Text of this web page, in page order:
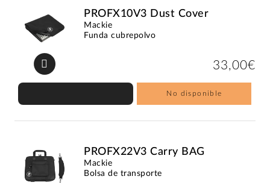
PROFX10V3 Dust Cover
Mackie
Funda cubrepolvo
33,00€
No disponible
PROFX22V3 Carry BAG
Mackie
Bolsa de transporte